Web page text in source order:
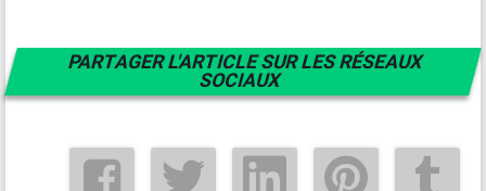
PARTAGER L'ARTICLE SUR LES RÉSEAUX
SOCIAUX